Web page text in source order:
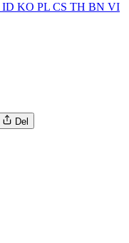
ID KO PL CS TH BN VI
Del